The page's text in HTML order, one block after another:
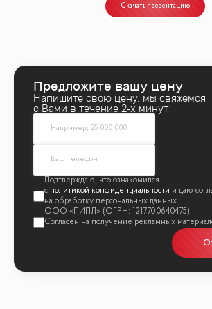
Скачать презентацию
Предложите вашу цену
Напишите свою цену, мы свяжемся
с Вами в течение 2‑х минут
политикой конфиденциальности